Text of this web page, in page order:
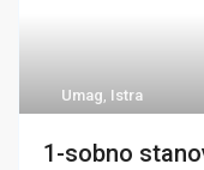
Umag, Istra
1-sobno